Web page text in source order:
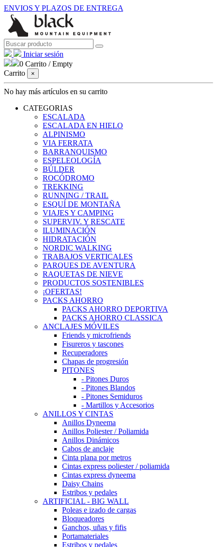
ENVIOS Y PLAZOS DE ENTREGA
Iniciar sesión
0 Carrito /Empty
Carrito
×
No hay más artículos en su carrito
CATEGORIAS
ESCALADA
ESCALADA EN HIELO
ALPINISMO
VIA FERRATA
BARRANQUISMO
ESPELEOLOGÍA
BÚLDER
ROCÓDROMO
TREKKING
RUNNING / TRAIL
ESQUÍ DE MONTAÑA
VIAJES Y CAMPING
SUPERVIV. Y RESCATE
ILUMINACIÓN
HIDRATACIÓN
NORDIC WALKING
TRABAJOS VERTICALES
PARQUES DE AVENTURA
RAQUETAS DE NIEVE
PRODUCTOS SOSTENIBLES
¡OFERTAS!
PACKS AHORRO
PACKS AHORRO DEPORTIVA
PACKS AHORRO CLASSICA
ANCLAJES MÓVILES
Friends y microfriends
Fisureros y tascones
Recuperadores
Chapas de progresión
PITONES
- Pitones Duros
- Pitones Blandos
- Pitones Semiduros
- Martillos y Accesorios
ANILLOS Y CINTAS
Anillos Dyneema
Anillos Poliester / Poliamida
Anillos Dinámicos
Cabos de anclaje
Cinta plana por metros
Cintas express poliester / poliamida
Cintas express dyneema
Daisy Chains
Estribos y pedales
ARTIFICIAL - BIG WALL
Poleas e izado de cargas
Bloqueadores
Ganchos, uñas y fifis
Portamateriales
Estribos y pedales